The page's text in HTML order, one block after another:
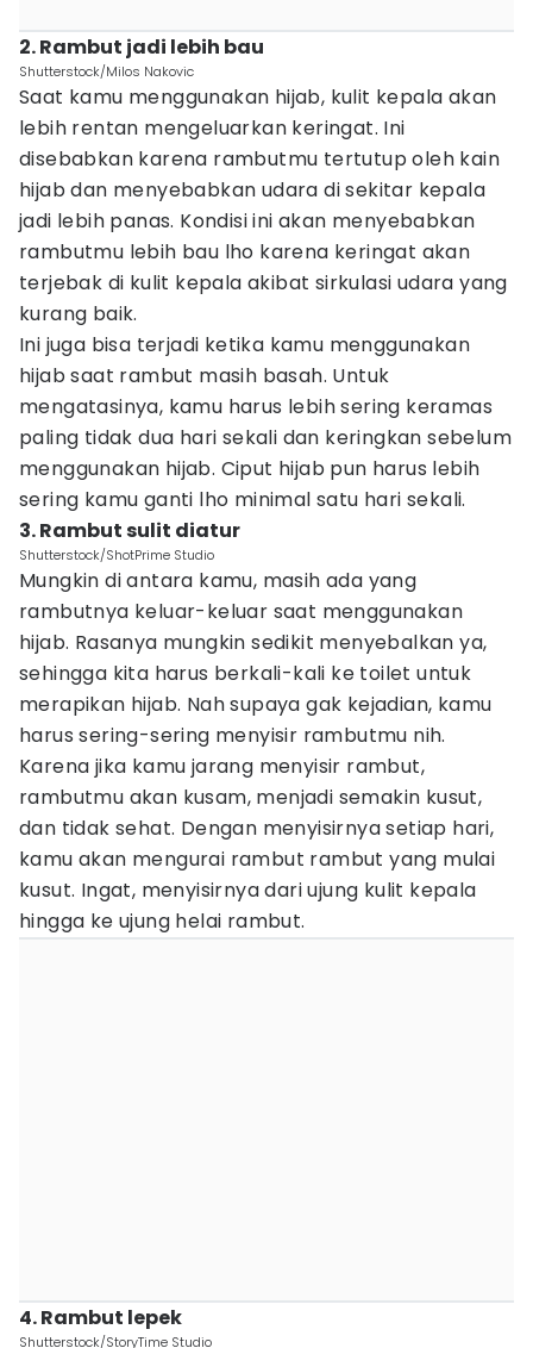
2. Rambut jadi lebih bau
Shutterstock/Milos Nakovic
Saat kamu menggunakan hijab, kulit kepala akan
lebih rentan mengeluarkan keringat. Ini
disebabkan karena rambutmu tertutup oleh kain
hijab dan menyebabkan udara di sekitar kepala
jadi lebih panas. Kondisi ini akan menyebabkan
rambutmu lebih bau lho karena keringat akan
terjebak di kulit kepala akibat sirkulasi udara yang
kurang baik.
Ini juga bisa terjadi ketika kamu menggunakan
hijab saat rambut masih basah. Untuk
mengatasinya, kamu harus lebih sering keramas
paling tidak dua hari sekali dan keringkan sebelum
menggunakan hijab. Ciput hijab pun harus lebih
sering kamu ganti lho minimal satu hari sekali.
3. Rambut sulit diatur
Shutterstock/ShotPrime Studio
Mungkin di antara kamu, masih ada yang
rambutnya keluar-keluar saat menggunakan
hijab. Rasanya mungkin sedikit menyebalkan ya,
sehingga kita harus berkali-kali ke toilet untuk
merapikan hijab. Nah supaya gak kejadian, kamu
harus sering-sering menyisir rambutmu nih.
Karena jika kamu jarang menyisir rambut,
rambutmu akan kusam, menjadi semakin kusut,
dan tidak sehat. Dengan menyisirnya setiap hari,
kamu akan mengurai rambut rambut yang mulai
kusut. Ingat, menyisirnya dari ujung kulit kepala
hingga ke ujung helai rambut.
4. Rambut lepek
Shutterstock/StoryTime Studio